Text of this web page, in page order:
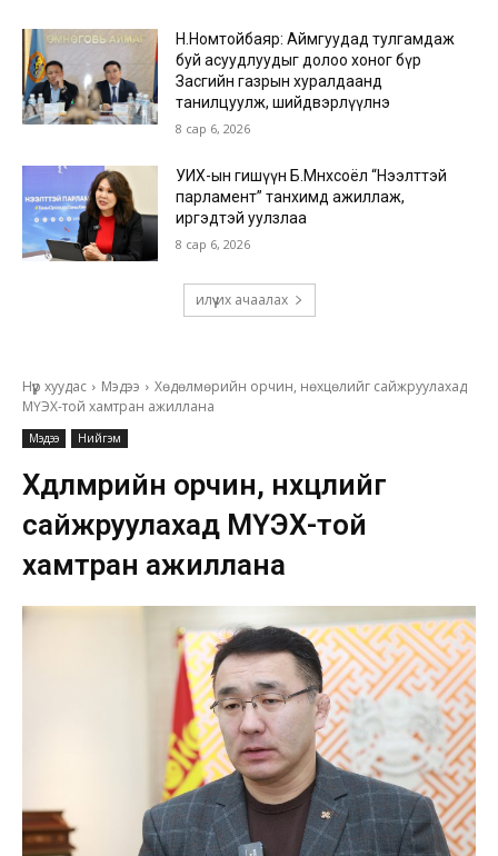
Н.Номтойбаяр: Аймгуудад тулгамдаж
буй асуудлуудыг долоо хоног бүр
Засгийн газрын хуралдаанд
танилцуулж, шийдвэрлүүлнэ
8 сар 6, 2026
УИХ-ын гишүүн Б.Мөнхсоёл “Нээлттэй
парламент” танхимд ажиллаж,
иргэдтэй уулзлаа
8 сар 6, 2026
илүү их ачаалах